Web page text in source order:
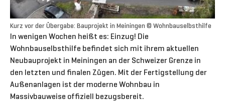
Kurz vor der Übergabe: Bauprojekt in Meiningen © Wohnbauselbsthilfe
In wenigen Wochen heißt es: Einzug! Die
Wohnbauselbsthilfe befindet sich mit ihrem aktuellen
Neubauprojekt in Meiningen an der Schweizer Grenze in
den letzten und finalen Zügen. Mit der Fertigstellung der
Außenanlagen ist der moderne Wohnbau in
Massivbauweise offiziell bezugsbereit.